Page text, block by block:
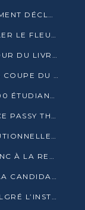
QUALIF AU MONDIAL : LE GOUVERNEMENT DÉCLARE LA JOURNÉE DU 1ER AVRIL 2026 CHÔMÉE ET PAYÉE
BRAZZAVILLE PROMET DE « SURVEILLER LE FLEUVE » APRÈS LA QUALIFICATION DE LA RDC AU MONDIAL
MÉDIAS ET ÉGALITÉ : UN DÉBAT AUTOUR DU LIVRE « CES FEMMES QUI REPRENNENT LE POUVOIR SUR LEUR VIE »
60 ANS APRÈS, LA RDC RETROUVE LA COUPE DU MONDE
CONGO TERMINAL FORME PLUS DE 100 ÉTUDIANTS AUX TECHNIQUES D’EMBAUCHE
INTELLIGENCE ÉCONOMIQUE : PATRICE PASSY THÉORISE UNE STRATÉGIE ADAPTÉE AUX CONTEXTES FRAGMENTÉS
PRÉSIDENTIELLE : LA COUR CONSTITUTIONNELLE CONFIRME LA VICTOIRE DE SASSOU NGUESSO AVEC 94,90 % DES SUFFRAGES
RDC : PLUS DE 500 AGENTS DE LA RTNC À LA RETRAITE, UNE PAGE SE TOURNE
ONU : L’UNION AFRICAINE SOUTIENT LA CANDIDATURE DE MACKY SALL
MADIBOU PLONGÉ DANS LE NOIR MALGRÉ L’INSTALLATION D’UN NOUVEAU TRANSFORMATEUR